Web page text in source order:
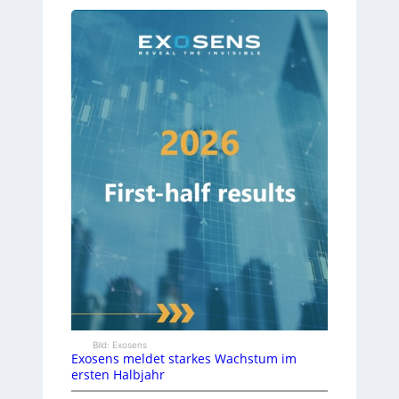
Bild: Exosens
Exosens meldet starkes Wachstum im
ersten Halbjahr